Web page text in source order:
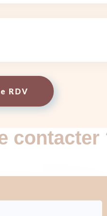
RDV
contacter